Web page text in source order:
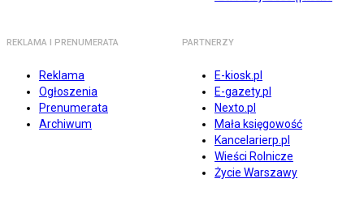
REKLAMA I PRENUMERATA
Reklama
Ogłoszenia
Prenumerata
Archiwum
PARTNERZY
E-kiosk.pl
E-gazety.pl
Nexto.pl
Mała księgowość
Kancelarierp.pl
Wieści Rolnicze
Życie Warszawy